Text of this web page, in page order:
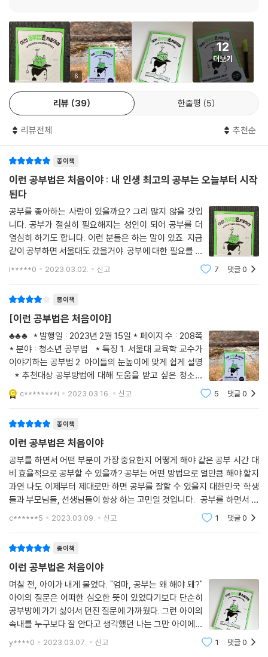
있고 무엇을 모르고 있는지’ 모른다면 공부하는 과정에서 내가 무엇을 더
공부해야 하는지 곰곰이 생각해야 해. 이것이 바로 ‘메타인지’야.
--- P.88
사람’이라고 믿는 것과 ‘나는 안 돼’라고 믿는 것은 결과에서 차이를 보일
수밖에 없어. 자신의 능력에 대한 믿음이 있으면 무슨 일이든 자신감이 생
기고, 자신감이 있으면 무엇을 하든 재미있을 수밖에 없거든. 그러니 자연
--- PP.91~92
‘자기통제권’은 ‘공부 과정에 흥미를 느끼는지, 느끼지 못하는지’에 영향을
미치는 결정적인 요인이야. 어떻게 보면 ‘자기결정권’과 비슷한 개념이라
고도 할 수 있어. 자신이 하는 일에 통제권을 가지고 있다는 건 과정에 대한
재미와 의미를 증가시키는 중요한 요인이거든. 반면에 통제권을 갖고 있지
않다면 흥미와 재미를 느끼지 못할 뿐만 아니라, ‘혹시 내가 실수하면 어떻
게 될까’라며 불안을 느끼기도 해. 내가 어떤 일을 통제할 수 있는 권한을
스스로 갖고 있는 것과 남이 일방적으로 나와 관련된 모든 것들을 결정할
아. 자기통제권을 가지면 자신이 해야 할 일들에 대해 부여하는 의미나 가
치가 달라질 수밖에 없어.
--- PP.100~101
어떻게 해야 시간을 똑똑하게 관리할 수 있을까? 첫째, 하루가 아닌 일주
일 단위로 계획을 세워봐. 이렇게 시간을 계획하면 좀 더 넓게 자신이 해야
할 일을 볼 수 있고, 체계적으로 계획을 짤 수 있어. (중략) 둘째, 시간 관리
의 또 다른 핵심은 피드백이야. 다음 주 계획을 세우기 전에 이번 주 계획을
은 무엇이었는지 꼼꼼하게 체크해서 반성하고, 그 부분을 다음 일주일 계
획에 반영해야 해. (중략) 셋째, 전체 공부 시간의 60퍼센트 이상은 영어,
수학 등의 중요 과목에 투자해야 해. 초등학교 때부터 영어와 수학의 기초
가 탄탄하지 않으면 중고등학교 때 성적을 유지하기 힘들어. 그러니 중요
과목에 초점을 맞춰 공부하면서 다른 과목과 균형을 이루도록 시간을 설계
하는 게 좋아.
--- PP.121~124
‘계획을 잘 세우는 것, 시간 관리를 잘 하는 것, 집중력을 높이는 환경을 만
드는 것, 1시간 이상 이어서 공부하는 것.’ 이것이 우리가 지금까지 배운 집
중력을 높이는 방법이야. 하지만 집중력을 높이는 데 이것만큼이나 중요한
게 또 있어. 바로 잘 쉬는 거야. 누가 불러도 모를 만큼 집중해서 공부하는
사이사이에 휴식을 잘 취해야만 일정 수준 이상의 집중력을 발휘할 수 있
고, 활력도 유지할 수 있어.
--- P.150
다고 말한다. 그래서 이 책은 공부 마음을 다잡는 심리적 영역과 공부 전략
을 세우는 방법론에 이르기까지 학생들의 몸과 마음을 모두 보듬고 있다는
점에서 특별하다. 단순히 공부 잘하는 비법을 가르칠 뿐 아니라, 자기를 잃
어버리는 공부가 아닌 자기만의 공부 정체성을 되찾는 공부가 되어야 한다
는 점을 강조한다.
이 책에서 제안하는 공부 전략은 누구든 따라해 볼 수 있을 만큼 구체적이
하는 법, 공부 환경을 만드는 법, 노트 필기와 복습하는 법, 선생님과 문제
는 방법을 몰라 막막했던 학생, 공부를 못해 패배감에 빠진 학생, 성적이 떨
어지지나 않을까 노심초사하는 학생, 공부 생각만 하면 스트레스가 쌓이는
학생 등 공부에 대한 세상 모든 학생들의 고민을 이 책은 명쾌하게 해결해
준다.
“공부 잘하는 사람이 따로 있는 게 아니라 공부 잘하는 방법이 따로 있다!”
읽다 보면 저절로 공부가 재밌어지는 놀라운 이야기!
상의 이런 편견에 당당히 맞서는 책이다. 공부 잘하는 사람이 따로 있는 것
보면 좋은 공부법은 무엇이고, 왜 그것이 좋은 공부법인가를 스스로 깨닫
게 될 것이다. 마침내 공부 거부감이 기대감으로 바뀌고, 자기주도학습을
통해 공부 자신감과 자존감을 회복하여 더 크게 성장하는 순간이 찾아올
것이다.
전교 1등을 하고, 모든 과목에서 100점을 맞는 것만큼이나 중요한 것은 공
를 자책하고 다그치는 공부가 아니라, 즐겁고 행복하게 나를 성장시키는
공부가 진짜 공부라고 이 책은 말하고 있다. 장거리 달리기처럼 길고 긴 자
기와의 싸움인 공부. 이 책은 그 과정 안에서 공부의 의미와 방법을 찾아,
마침내 나를 찾는 놀라운 경험을 선사해줄 것이다.
이런 지식교양이라니!
읽다 보면 어느새 깊이 빠져든다!
식교양 시리즈입니다. 필수 기초 학문부터 지적 호기심을 채워줄 인문교
양, 학습과 성장에 도움이 될 자기계발까지 한 번 펼치면 멈출 수 없는 배움
의 즐거움을 경험할 수 있습니다. 더 쉽게, 더 새롭게, 더 유익하게 십 대와
성인이 함께 즐기는 '처음이야' 시리즈를 만나보세요.
6
12
더보기
리뷰 39 한줄평 5
리뷰전체 추천순
종이책
이런 공부법은 처음이야 : 내 인생 최고의 공부는 오늘부터 시작
된다
공부를 좋아하는 사람이 있을까요? 그리 많지 않을 것입
니다. 공부가 절실히 필요해지는 성인이 되어 공부를 더
열심히 하기도 합니다. 이런 분들은 하는 말이 있죠. 지금
같이 공부하면 서울대도 갔을거야. 공부에 대한 필요를 느
끼면 그만큼 관심도 커지고 스스로 하게 됩니다. 저자가
l*****0 2023.03.02. 신고 7 댓글0
종이책
[이런 공부법은 처음이야]
♣♣♣ * 발행일 : 2023년 2월 15일 * 페이지 수 : 208쪽
* 분야 : 청소년 공부법 * 특징 1. 서울대 교육학 교수가
이야기하는 공부법 2. 아이들의 눈높이에 맞게 쉽게 설명
(초등 고학년 ~ 고등학생) ♣♣♣ ＜이런 공부법은 처
음이야＞는 서울대 교육학과 신종호 교수가 알려주는 제
c********i 2023.03.16. 신고 5 댓글0
종이책
이런 공부법은 처음이야
공부를 하면서 어떤 부분이 가장 중요한지 어떻게 해야 같은 공부 시간 대
비 효율적으로 공부할 수 있을까? 공부는 어떤 방법으로 얼만큼 해야 할지
과연 나도 이제부터 제대로만 하면 공부를 잘할 수 있을지 대한민국 학생
들과 부모님들, 선생님들이 항상 하는 고민일 것입니다. 공부를 하면서 가
장 중요한 가치는 자기 효능감, 자기 결정권, 자기
c******5 2023.03.09. 신고 1 댓글0
종이책
이런 공부법은 처음이야
며칠 전, 아이가 내게 물었다. "엄마, 공부는 왜 해야 돼?"
아이의 질문은 어떠한 심오한 뜻이 있었다기보다 단순히
공부방에 가기 싫어서 던진 질문에 가까웠다. 그런 아이의
속내를 누구보다 잘 안다고 생각했던 나는 그만 아이에게
버럭 화를 내고 말았다. "공부하기 싫으면 하지 마." 소
리치고 돌아서면서 나는 바로 후회했다. 아이에게 친절하
y****0 2023.03.07. 신고 1 댓글0